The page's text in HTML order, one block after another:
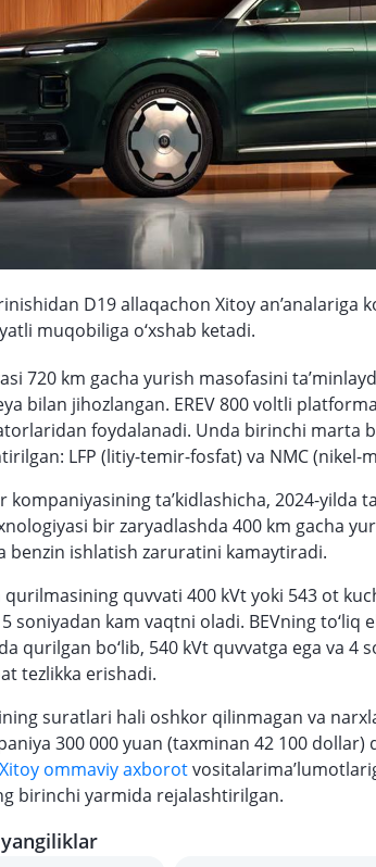
D19 allaqachon Xitoy an’analariga
muqobiliga o‘xshab ketadi.
720 km gacha yurish masofasini
bilan jihozlangan. EREV 800 voltli
foydalanadi. Unda birinchi marta
LFP (litiy-temir-fosfat) va NMC (nikel-
kompaniyasining ta’kidlashicha, 2024-yilda
bir zaryadlashda 400 km gacha
benzin ishlatish zaruratini kamaytiradi.
qurilmasining quvvati 400 kVt yoki 543 ot
soniyadan kam vaqtni oladi. BEVning to‘liq
qurilgan bo‘lib, 540 kVt quvvatga ega va 4
tezlikka erishadi.
suratlari hali oshkor qilinmagan va
300 000 yuan (taxminan 42 100 dollar)
Xitoy ommaviy axborot
birinchi yarmida rejalashtirilgan.